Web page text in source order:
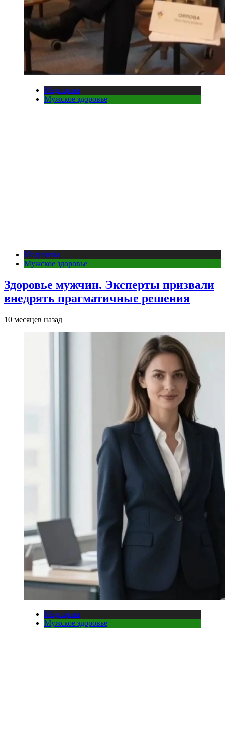
Медицина
Мужское здоровье
Медицина
Мужское здоровье
Здоровье мужчин. Эксперты призвали
внедрять прагматичные решения
10 месяцев назад
Медицина
Мужское здоровье